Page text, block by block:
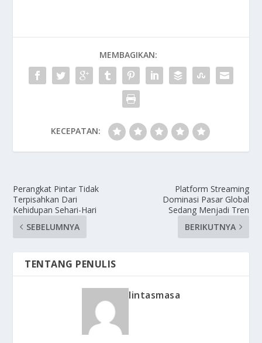
MEMBAGIKAN:
KECEPATAN:
Perangkat Pintar Tidak
Terpisahkan Dari
Kehidupan Sehari-Hari
SEBELUMNYA
Platform Streaming
Dominasi Pasar Global
Sedang Menjadi Tren
BERIKUTNYA
TENTANG PENULIS
lintasmasa